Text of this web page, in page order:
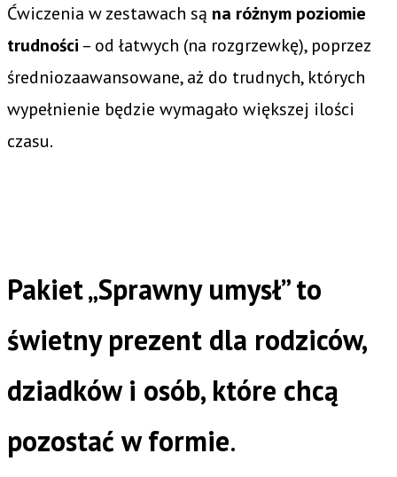
Ćwiczenia w zestawach są na różnym poziomie
trudności – od łatwych (na rozgrzewkę), poprzez
średniozaawansowane, aż do trudnych, których
wypełnienie będzie wymagało większej ilości
czasu.
Pakiet „Sprawny umysł” to
świetny prezent dla rodziców,
dziadków i osób, które chcą
pozostać w formie.